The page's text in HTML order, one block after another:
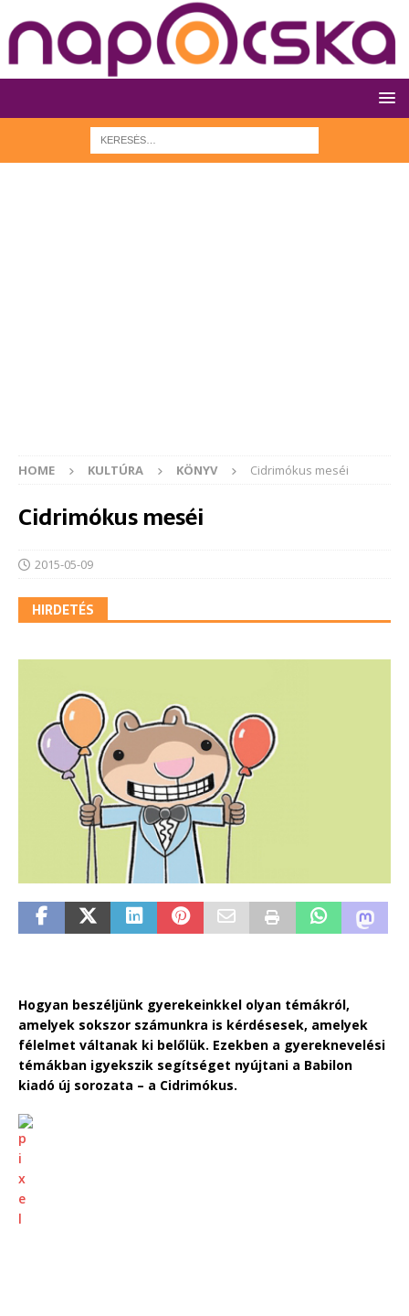
HOME KULTÚRA KÖNYV Cidrimókus meséi
Cidrimókus meséi
2015-05-09
HIRDETÉS
Hogyan beszéljünk gyerekeinkkel olyan témákról,
amelyek sokszor számunkra is kérdésesek, amelyek
félelmet váltanak ki belőlük. Ezekben a gyereknevelési
témákban igyekszik segítséget nyújtani a Babilon
kiadó új sorozata – a Cidrimókus.